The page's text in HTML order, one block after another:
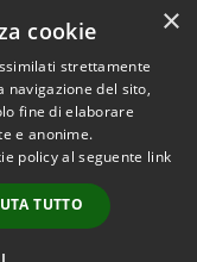
© 2026 • Comune di
• Powered by
•
Accesso
redazione
×
cookie
strettamente
navigazione del sito,
fine di elaborare
e anonime.
policy al seguente link
TUTTO